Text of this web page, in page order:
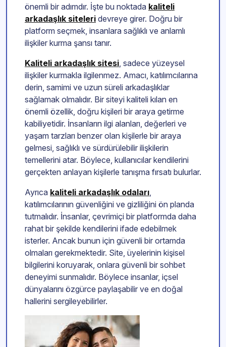
önemli bir adımdır. İşte bu noktada kaliteli
arkadaşlık siteleri devreye girer. Doğru bir
platform seçmek, insanlara sağlıklı ve anlamlı
ilişkiler kurma şansı tanır.
Kaliteli arkadaşlık sitesi , sadece yüzeysel
ilişkiler kurmakla ilgilenmez. Amacı, katılımcılarına
derin, samimi ve uzun süreli arkadaşlıklar
sağlamak olmalıdır. Bir siteyi kaliteli kılan en
önemli özellik, doğru kişileri bir araya getirme
kabiliyetidir. İnsanların ilgi alanları, değerleri ve
yaşam tarzları benzer olan kişilerle bir araya
gelmesi, sağlıklı ve sürdürülebilir ilişkilerin
temellerini atar. Böylece, kullanıcılar kendilerini
gerçekten anlayan kişilerle tanışma fırsatı bulurlar.
Ayrıca kaliteli arkadaşlık odaları
katılımcılarının güvenliğini ve gizliliğini ön planda
tutmalıdır. İnsanlar, çevrimiçi bir platformda daha
rahat bir şekilde kendilerini ifade edebilmek
isterler. Ancak bunun için güvenli bir ortamda
olmaları gerekmektedir. Site, üyelerinin kişisel
bilgilerini koruyarak, onlara güvenli bir sohbet
deneyimi sunmalıdır. Böylece insanlar, içsel
dünyalarını özgürce paylaşabilir ve en doğal
hallerini sergileyebilirler.